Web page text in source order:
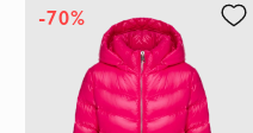
-70%